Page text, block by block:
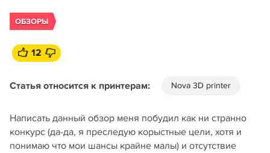
ОБЗОРЫ
12
Статья относится к принтерам: Nova 3D printer
Написать данный обзор меня побудил как ни странно
конкурс (да-да, я преследую корыстные цели, хотя и
понимаю что мои шансы крайне малы) и отсутствие